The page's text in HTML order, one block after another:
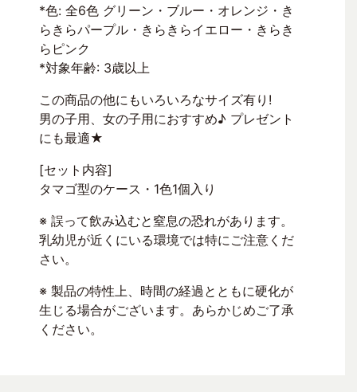
*色: 全6色 グリーン・ブルー・オレンジ・き
らきらパープル・きらきらイエロー・きらき
らピンク
*対象年齢: 3歳以上
この商品の他にもいろいろなサイズ有り!
男の子用、女の子用におすすめ♪ プレゼント
にも最適★
[セット内容]
タマゴ型のケース・1色1個入り
※ 誤って飲み込むと窒息の恐れがあります。
乳幼児が近くにいる環境では特にご注意くだ
さい。
※ 製品の特性上、時間の経過とともに硬化が
生じる場合がございます。あらかじめご了承
ください。